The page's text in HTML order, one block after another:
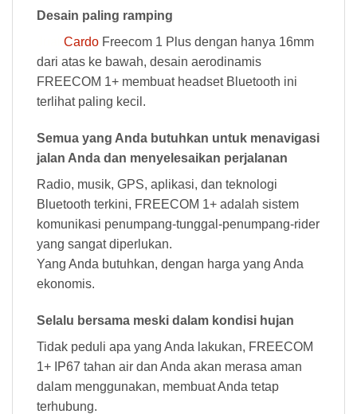
Desain paling ramping
Cardo Freecom 1 Plus dengan hanya 16mm
dari atas ke bawah, desain aerodinamis
FREECOM 1+ membuat headset Bluetooth ini
terlihat paling kecil.
Semua yang Anda butuhkan untuk menavigasi
jalan Anda dan menyelesaikan perjalanan
Radio, musik, GPS, aplikasi, dan teknologi
Bluetooth terkini, FREECOM 1+ adalah sistem
komunikasi penumpang-tunggal-penumpang-rider
yang sangat diperlukan.
Yang Anda butuhkan, dengan harga yang Anda
ekonomis.
Selalu bersama meski dalam kondisi hujan
Tidak peduli apa yang Anda lakukan, FREECOM
1+ IP67 tahan air dan Anda akan merasa aman
dalam menggunakan, membuat Anda tetap
terhubung.